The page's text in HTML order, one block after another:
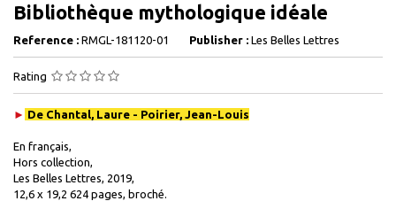
Bibliothèque mythologique idéale
Reference : RMGL-181120-01 Publisher : Les Belles Lettres
Rating
► De Chantal, Laure - Poirier, Jean-Louis
En français,
Hors collection,
Les Belles Lettres, 2019,
12,6 x 19,2 624 pages, broché.